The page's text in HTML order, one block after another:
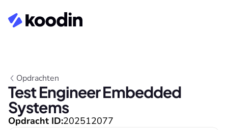
Opdrachten
Test Engineer Embedded
Systems
Opdracht ID:202512077